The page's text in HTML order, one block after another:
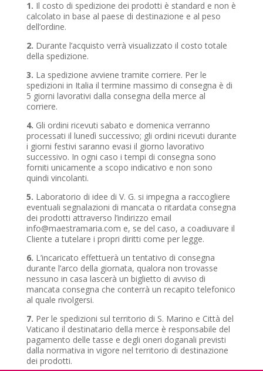
1. Il costo di spedizione dei prodotti è standard e non è
calcolato in base al paese di destinazione e al peso
dell’ordine.
2. Durante l’acquisto verrà visualizzato il costo totale
della spedizione.
3. La spedizione avviene tramite corriere. Per le
spedizioni in Italia il termine massimo di consegna è di
5 giorni lavorativi dalla consegna della merce al
corriere.
4. Gli ordini ricevuti sabato e domenica verranno
processati il lunedì successivo; gli ordini ricevuti durante
i giorni festivi saranno evasi il giorno lavorativo
successivo. In ogni caso i tempi di consegna sono
forniti unicamente a scopo indicativo e non sono
quindi vincolanti.
5. Laboratorio di idee di V. G. si impegna a raccogliere
eventuali segnalazioni di mancata o ritardata consegna
dei prodotti attraverso l’indirizzo email
info@maestramaria.com e, se del caso, a coadiuvare il
Cliente a tutelare i propri diritti come per legge.
6. L’incaricato effettuerà un tentativo di consegna
durante l’arco della giornata, qualora non trovasse
nessuno in casa lascerà un biglietto di avviso di
mancata consegna che conterrà un recapito telefonico
al quale rivolgersi.
7. Per le spedizioni sul territorio di S. Marino e Città del
Vaticano il destinatario della merce è responsabile del
pagamento delle tasse e degli oneri doganali previsti
dalla normativa in vigore nel territorio di destinazione
dei prodotti.